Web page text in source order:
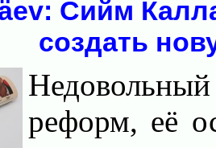
Сийм
создать
реформ, её